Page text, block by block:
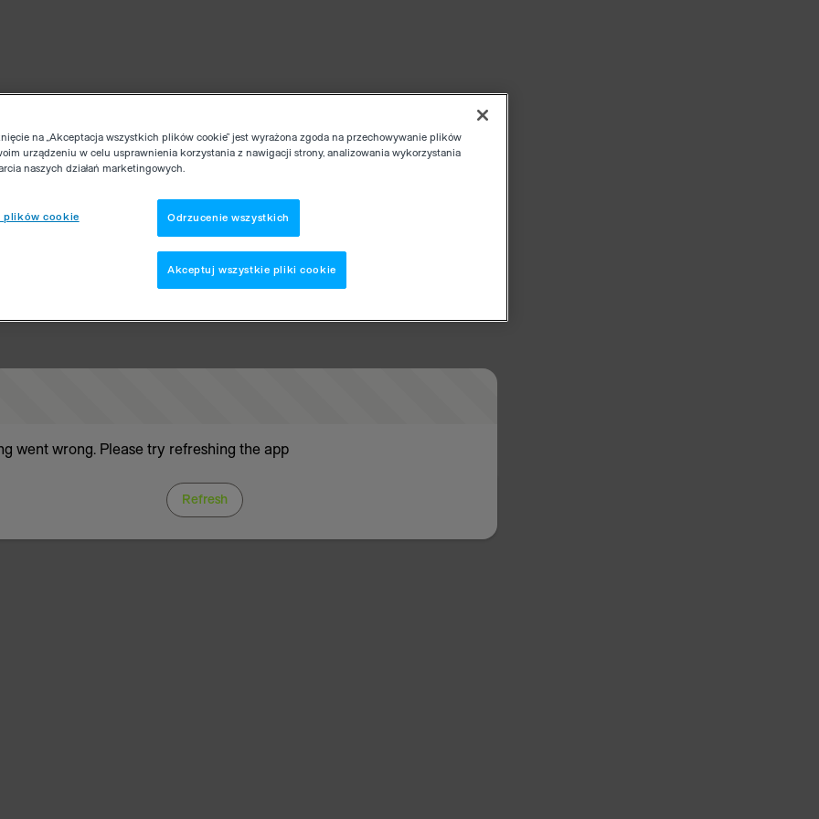
went wrong. Please try refreshing the app
Refresh
na „Akceptacja wszystkich plików cookie” jest wyrażona zgoda na przechowywanie plików
urządzeniu w celu usprawnienia korzystania z nawigacji strony, analizowania wykorzystania
naszych działań marketingowych.
plików cookie Odrzucenie wszystkich
Akceptuj wszystkie pliki cookie